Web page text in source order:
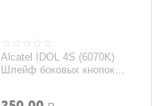
Alcatel IDOL 4S (6070K)
Шлейф боковых кнопок